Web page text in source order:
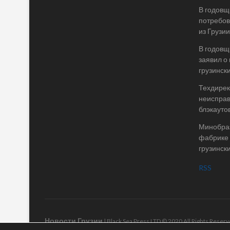
В
из Грузии
В
заявил
фабрике
RSS
Новости Грузии| Black Sea Press LTD © 2020 All Rights